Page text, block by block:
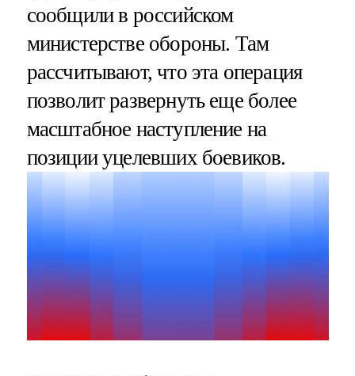
сообщили в российском
министерстве обороны. Там
рассчитывают, что эта операция
позволит развернуть еще более
масштабное наступление на
позиции уцелевших боевиков.